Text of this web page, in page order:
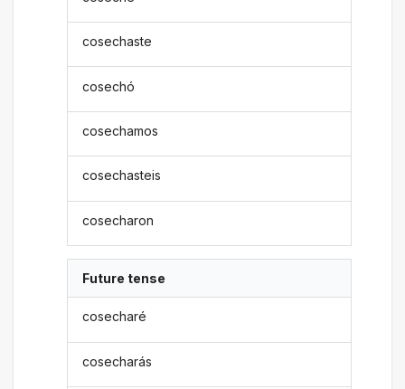
cosechaste
cosechó
cosechamos
cosechasteis
cosecharon
Future tense
cosecharé
cosecharás